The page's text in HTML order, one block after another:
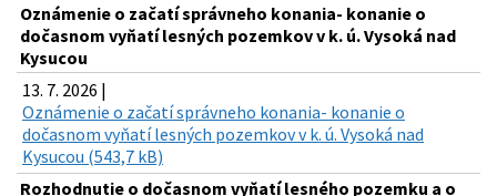
Oznámenie o začatí správneho konania- konanie o
dočasnom vyňatí lesných pozemkov v k. ú. Vysoká nad
Kysucou
13. 7. 2026 |
Oznámenie o začatí správneho konania- konanie o
dočasnom vyňatí lesných pozemkov v k. ú. Vysoká nad
Kysucou (543,7 kB)
Rozhodnutie o dočasnom vyňatí lesného pozemku a o